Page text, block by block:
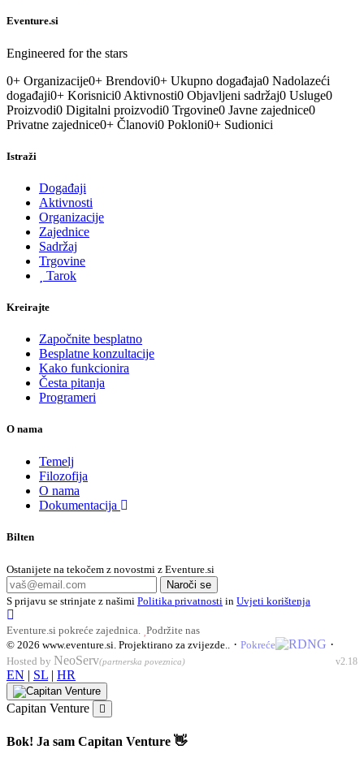
Eventure.si
Engineered for the stars
0+ Organizacije0+ Brendovi0+ Ukupno događaja0 Nadolazeći
događaji0+ Korisnici0 Aktivnosti0 Objavljeni sadržaj0 Usluge0
Proizvodi0 Digitalni proizvodi0 Trgovine0 Javne zajednice0
Privatne zajednice0+ Članovi0 Pokloni0+ Sudionici
Istraži
Događaji
Aktivnosti
Organizacije
Zajednice
Sadržaj
Trgovine
Tarok
Kreirajte
Započnite besplatno
Besplatne konzultacije
Kako funkcionira
Česta pitanja
Programeri
O nama
Temelj
Filozofija
O nama
Dokumentacija
Bilten
Ostanijete na tekočem z novostmi z Eventure.si
Naroči se
S prijavu se strinjate z našimi Politika privatnosti in Uvjeti korištenja
Eventure.si pokreće zajednica.
Podržite nas
© 2026 www.eventure.si Projektirano za zvijezde. · Pokreće ·
Hosted by NeoServ(partnerska poveznica) v2.18
EN | SL | HR
Capitan Venture
Bok! Ja sam Capitan Venture 👋